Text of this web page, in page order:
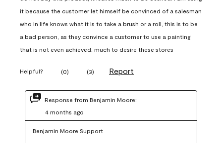
it because the customer let himself be convinced of a salesman
who in life knows what it is to take a brush or a roll, this is to be
a bad person, as they convince a customer to use a painting
that is not even achieved. much to desire these stores
Helpful? (0) (3) Report
Response from Benjamin Moore:
4 months ago
Benjamin Moore Support